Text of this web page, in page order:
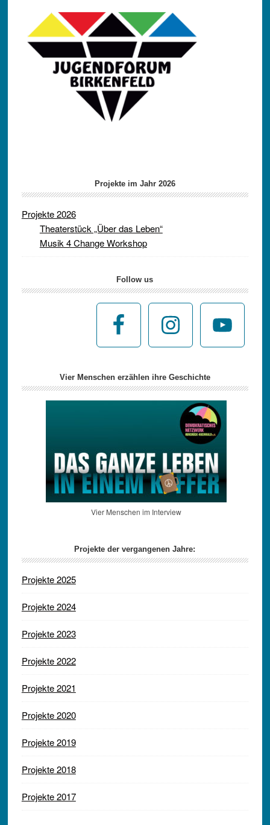
Projekte im Jahr 2026
Projekte 2026
Theaterstück „Über das Leben“
Musik 4 Change Workshop
Follow us
Vier Menschen erzählen ihre Geschichte
Vier Menschen im Interview
Projekte der vergangenen Jahre:
Projekte 2025
Projekte 2024
Projekte 2023
Projekte 2022
Projekte 2021
Projekte 2020
Projekte 2019
Projekte 2018
Projekte 2017